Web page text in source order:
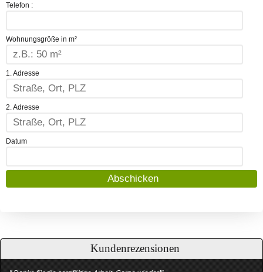
Telefon :
Wohnungsgröße in m²
1. Adresse
2. Adresse
Datum
Kundenrezensionen